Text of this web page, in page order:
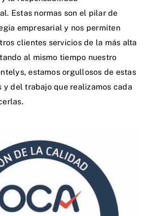
Estas normas son el pilar de
empresarial y nos permiten
clientes servicios de la más alta
al mismo tiempo nuestro
estamos orgullosos de estas
del trabajo que realizamos cada